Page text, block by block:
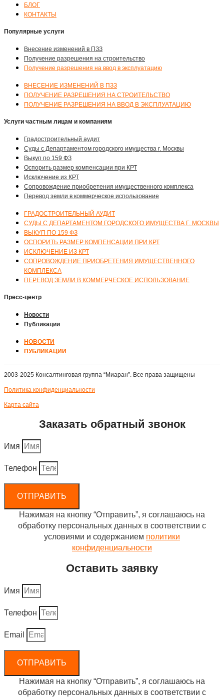
БЛОГ
КОНТАКТЫ
Популярные услуги
Внесение изменений в ПЗЗ
Получение разрешения на строительство
Получение разрешения на ввод в эксплуатацию
ВНЕСЕНИЕ ИЗМЕНЕНИЙ В ПЗЗ
ПОЛУЧЕНИЕ РАЗРЕШЕНИЯ НА СТРОИТЕЛЬСТВО
ПОЛУЧЕНИЕ РАЗРЕШЕНИЯ НА ВВОД В ЭКСПЛУАТАЦИЮ
Услуги частным лицам и компаниям
Градостроительный аудит
Суды с Департаментом городского имущества г. Москвы
Выкуп по 159 ФЗ
Оспорить размер компенсации при КРТ
Исключение из КРТ
Сопровождение приобретения имущественного комплекса
Перевод земли в коммерческое использование
ГРАДОСТРОИТЕЛЬНЫЙ АУДИТ
СУДЫ С ДЕПАРТАМЕНТОМ ГОРОДСКОГО ИМУЩЕСТВА Г. МОСКВЫ
ВЫКУП ПО 159 ФЗ
ОСПОРИТЬ РАЗМЕР КОМПЕНСАЦИИ ПРИ КРТ
ИСКЛЮЧЕНИЕ ИЗ КРТ
СОПРОВОЖДЕНИЕ ПРИОБРЕТЕНИЯ ИМУЩЕСТВЕННОГО
КОМПЛЕКСА
ПЕРЕВОД ЗЕМЛИ В КОММЕРЧЕСКОЕ ИСПОЛЬЗОВАНИЕ
Пресс-центр
Новости
Публикации
НОВОСТИ
ПУБЛИКАЦИИ
2003-2025 Консалтинговая группа “Миаран”. Все права защищены
Политика конфиденциальности
Карта сайта
Заказать обратный звонок
Имя
Телефон
ОТПРАВИТЬ
Нажимая на кнопку “Отправить”, я соглашаюсь на
обработку персональных данных в соответствии с
условиями и содержанием политики
конфиденциальности
Оставить заявку
Имя
Телефон
Email
ОТПРАВИТЬ
Нажимая на кнопку “Отправить”, я соглашаюсь на
обработку персональных данных в соответствии с